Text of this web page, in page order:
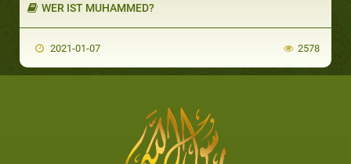
WER IST MUHAMMED?
2021-01-07 2578